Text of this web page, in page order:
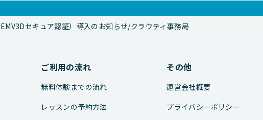
セキュア認証）導入のお知らせ/クラウティ事務局
ご利用の流れ
無料体験までの流れ
レッスンの予約方法
その他
運営会社概要
プライバシーポリシー